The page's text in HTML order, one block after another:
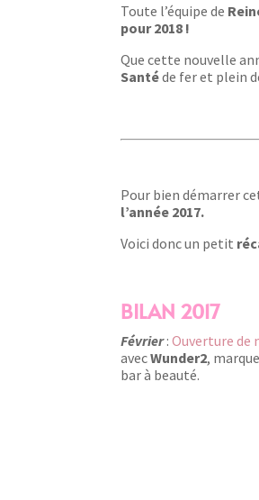
Toute l’équipe de
pour 2018 !
Que cette nouvelle
Santéde fer et plein
Pour bien démarrer
l’année 2017.
Voici donc un petit
BILAN 2017
Février:Ouverture de
avecWunder2,
bar à beauté.